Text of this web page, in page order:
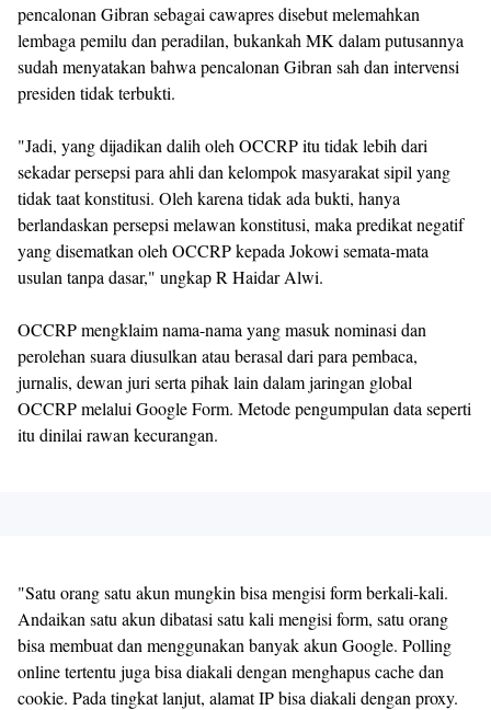
pencalonan Gibran sebagai cawapres disebut melemahkan
lembaga pemilu dan peradilan, bukankah MK dalam putusannya
sudah menyatakan bahwa pencalonan Gibran sah dan intervensi
presiden tidak terbukti.
"Jadi, yang dijadikan dalih oleh OCCRP itu tidak lebih dari
sekadar persepsi para ahli dan kelompok masyarakat sipil yang
tidak taat konstitusi. Oleh karena tidak ada bukti, hanya
berlandaskan persepsi melawan konstitusi, maka predikat negatif
yang disematkan oleh OCCRP kepada Jokowi semata-mata
usulan tanpa dasar," ungkap R Haidar Alwi.
OCCRP mengklaim nama-nama yang masuk nominasi dan
perolehan suara diusulkan atau berasal dari para pembaca,
jurnalis, dewan juri serta pihak lain dalam jaringan global
OCCRP melalui Google Form. Metode pengumpulan data seperti
itu dinilai rawan kecurangan.
"Satu orang satu akun mungkin bisa mengisi form berkali-kali.
Andaikan satu akun dibatasi satu kali mengisi form, satu orang
bisa membuat dan menggunakan banyak akun Google. Polling
online tertentu juga bisa diakali dengan menghapus cache dan
cookie. Pada tingkat lanjut, alamat IP bisa diakali dengan proxy.